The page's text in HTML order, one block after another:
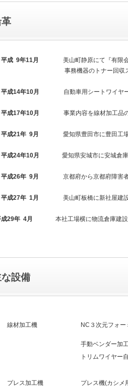
平成 9年11月
美山町静原にて『有限会
機器のトナー回収スクリ
平成14年10月 自動車用シートワイヤー
平成17年10月 事業内容を線材加工品の
平成21年 9月 愛知県豊田市に豊田工場
平成24年10月 愛知県安城市に安城倉庫
平成26年 9月 京都府から京都府障害
平成27年 1月 美山町板橋に新社屋建設
成29年 4月 本社工場横に物流倉庫建設
な設備
線材加工機 NC３次元フォー
手動ベンダー加
トリムワイヤー
プレス加工機 プレス機(カシメ